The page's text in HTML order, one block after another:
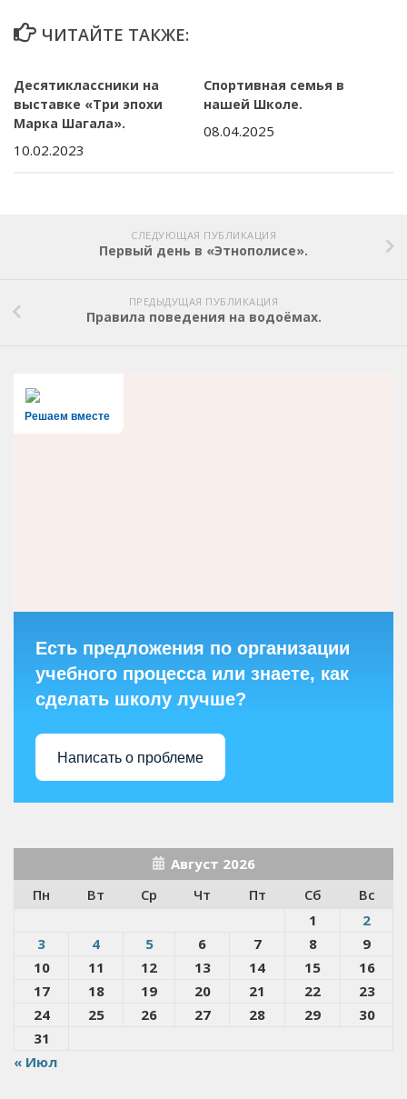
ЧИТАЙТЕ ТАКЖЕ:
Десятиклассники на
выставке «Три эпохи
Марка Шагала».
10.02.2023
Спортивная семья в
нашей Школе.
08.04.2025
СЛЕДУЮЩАЯ ПУБЛИКАЦИЯ
Первый день в «Этнополисе».
ПРЕДЫДУЩАЯ ПУБЛИКАЦИЯ
Правила поведения на водоёмах.
Решаем вместе
Есть предложения по организации
учебного процесса или знаете, как
сделать школу лучше?
Написать о проблеме
Август 2026
Пн
Вт Ср Чт Пт Сб
Вс
1
2
3
4 5 6 7 8
9
10
11 12 13 14 15
16
17
18 19 20 21 22
23
24
25 26 27 28 29
30
31
« Июл